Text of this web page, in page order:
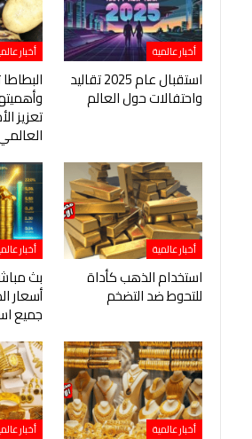
أخبار عالمية
استقبال عام 2025 تقاليد
واحتفالات حول العالم
أخبار
تعزيز
أخبار عالمية
استخدام الذهب كأداة
للتحوط ضد التضخم
أخبار
بث
أسعار
جميع
أخبار عالمية أخبار